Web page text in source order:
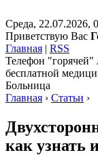
Среда, 22.07.2026,
Приветствую Вас
Главная | RSS
Телефон "горячей"
бесплатной
Больница
Главная › Статьи ›
как узнать